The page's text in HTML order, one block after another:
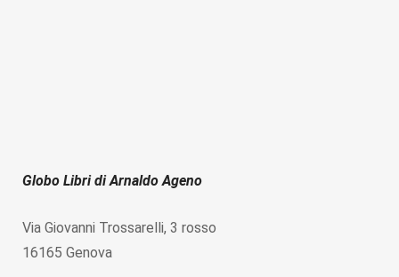
Globo Libri di Arnaldo Ageno
Via Giovanni Trossarelli, 3 rosso
16165 Genova